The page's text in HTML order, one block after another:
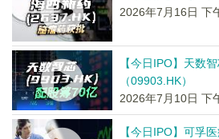
2026年7月16日 下
【今日IPO】天数
（09903.HK）
2026年7月10日 下
【今日IPO】可孚